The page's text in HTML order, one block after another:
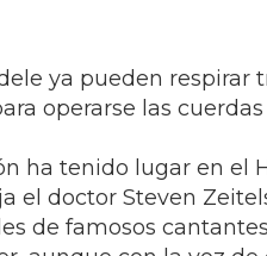
ya pueden respirar
operarse las
ha tenido lugar en el
el doctor Steven
de famosos